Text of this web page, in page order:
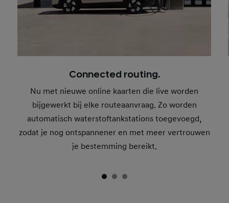
Connected routing.
Nu met nieuwe online kaarten die live worden
bijgewerkt bij elke routeaanvraag. Zo worden
automatisch waterstoftankstations toegevoegd,
zodat je nog ontspannener en met meer vertrouwen
je bestemming bereikt.